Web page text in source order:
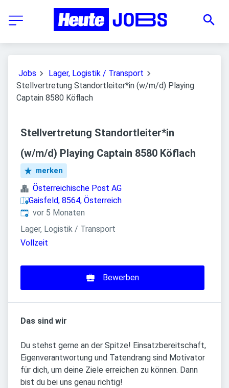
Jobs
Lager, Logistik / Transport
Stellvertretung Standortleiter*in (w/m/d) Playing
Captain 8580 Köflach
Stellvertretung Standortleiter*in
(w/m/d) Playing Captain 8580 Köflach
merken
Österreichische Post AG
Gaisfeld, 8564, Österreich
Veröffentlicht:
vor 5 Monaten
Lager, Logistik / Transport
Vollzeit
Bewerben
Das sind wir
Du stehst gerne an der Spitze! Einsatzbereitschaft,
Eigenverantwortung und Tatendrang sind Motivator
für dich, um deine Ziele erreichen zu können. Dann
bist du bei uns genau richtig!